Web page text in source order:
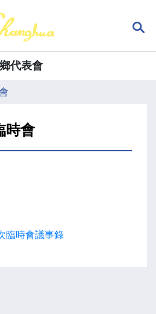
鄉代表會
時會
臨時會議事錄